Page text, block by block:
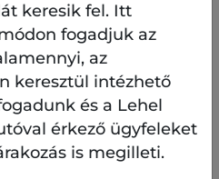
évekbe, felidézzük
mivel fontos, hogy
megfelelőképpen
jelentőségét,
a köztudatban. A
a harc, a
zeneileg a mai korba
keresik fel. Itt
fogadjuk az
az
keresztül intézhető
és a Lehel
érkező ügyfeleket
is megilleti.